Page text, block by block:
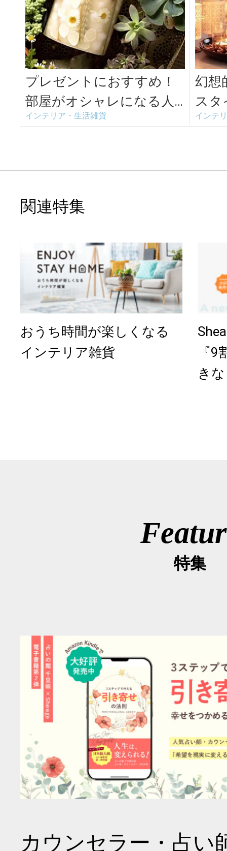
プレゼントにおすすめ！
部屋がオシャレになる人
気キャンドル＜5選＞
インテリア・生活雑貨
幻想
スタ
らぎ
インテ
関連特集
おうち時間が楽しくなる
インテリア雑貨
『
き
特集
カウンセラー・占い